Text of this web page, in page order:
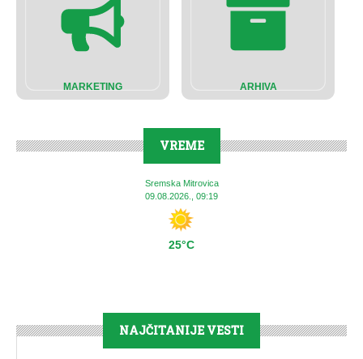
MARKETING ARHIVA
VREME
Sremska Mitrovica
09.08.2026., 09:19
25°C
NAJČITANIJE VESTI